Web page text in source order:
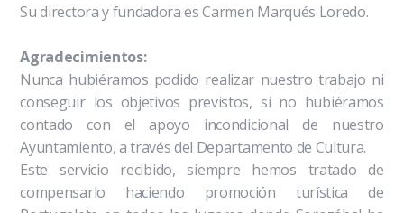
Su directora y fundadora es Carmen Marqués Loredo.
Agradecimientos:
Nunca hubiéramos podido realizar nuestro trabajo ni
conseguir los objetivos previstos, si no hubiéramos
contado con el apoyo incondicional de nuestro
Ayuntamiento, a través del Departamento de Cultura.
Este servicio recibido, siempre hemos tratado de
compensarlo haciendo promoción turística de